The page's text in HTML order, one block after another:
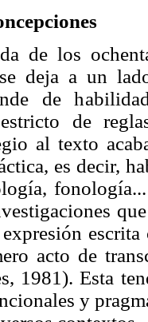
de los
deja a un
de
de
al texto
es decir,
acto de
1981). Esta
y